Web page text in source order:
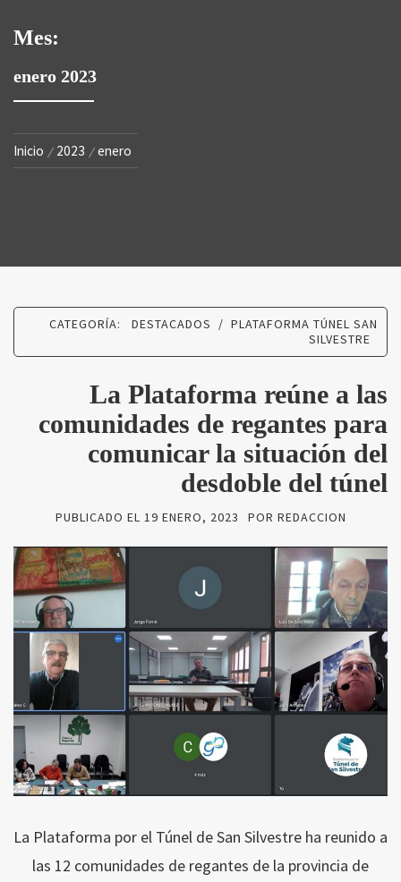
Mes:
enero 2023
Inicio 2023 enero
CATEGORÍA: DESTACADOS / PLATAFORMA TÚNEL SAN
SILVESTRE
La Plataforma reúne a las
comunidades de regantes para
comunicar la situación del
desdoble del túnel
PUBLICADO EL 19 ENERO, 2023 POR REDACCION
La Plataforma por el Túnel de San Silvestre ha reunido a
las 12 comunidades de regantes de la provincia de